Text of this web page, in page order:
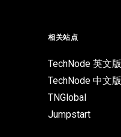
相关站点
TechNode 英文版
TechNode 中文版
TNGlobal
Jumpstart